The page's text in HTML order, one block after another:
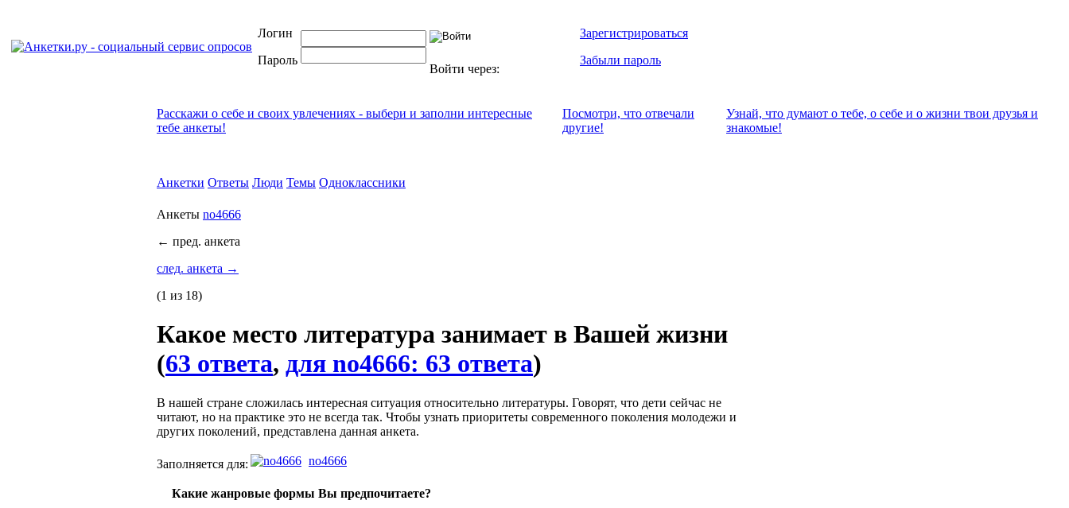
Логин
Пароль
Войти через:
Зарегистрироваться
Забыли пароль
Расскажи о себе и своих увлечениях - выбери и заполни интересные
тебе анкеты!
Посмотри, что отвeчали
другие!
Узнай, что думают о тебе, о себе и о жизни твои друзья и
знакомые!
Анкетки Ответы Люди Темы Одноклассники
Анкеты no4666
← пред. анкета
след. анкета →
(1 из 18)
Какое место литература занимает в Вашей жизни
(63 ответа, для no4666: 63 ответа)
В нашей стране сложилась интересная ситуация относительно литературы. Говорят, что дети сейчас не
читают, но на практике это не всегда так. Чтобы узнать приоритеты современного поколения молодежи и
других поколений, представлена данная анкета.
Заполняется для: no4666
Какие жанровые формы Вы предпочитаете?